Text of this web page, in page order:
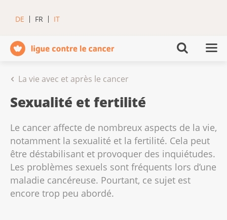
DE FR IT
La vie avec et après le cancer
Sexualité et fertilité
Le cancer affecte de nombreux aspects de la vie,
notamment la sexualité et la fertilité. Cela peut
être déstabilisant et provoquer des inquiétudes.
Les problèmes sexuels sont fréquents lors d’une
maladie cancéreuse. Pourtant, ce sujet est
encore trop peu abordé.